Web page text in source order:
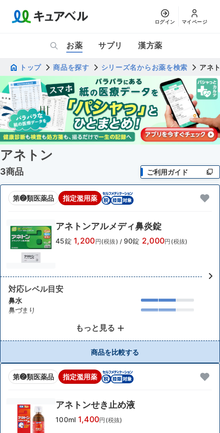
ログイン マイページ
お薬 サプリ 漢方薬
トップ 商品を探す シリーズ名からお薬を検索 アネ
アネトン
3商品 ご利用ガイド
第❷類医薬品 指定濫用薬
アネトンアルメディ鼻炎錠
45錠 1,200円(税抜) / 90錠 2,000円(税抜)
対応レベル目安
鼻水
鼻づまり
もっと見る
商品を比較する
第❷類医薬品 指定濫用薬
アネトンせき止め液
100ml 1,400円(税抜)